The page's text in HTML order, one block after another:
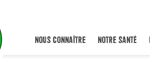
NOUS CONNAÎTRE NOTRE SANTÉ